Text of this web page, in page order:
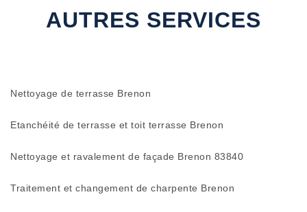
AUTRES SERVICES
Nettoyage de terrasse Brenon
Etanchéité de terrasse et toit terrasse Brenon
Nettoyage et ravalement de façade Brenon 83840
Traitement et changement de charpente Brenon